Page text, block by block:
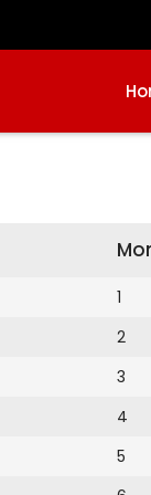
1
2
3
4
5